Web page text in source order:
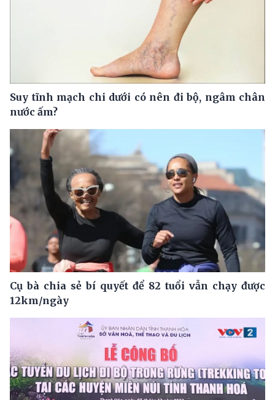
Suy tĩnh mạch chi dưới có nên đi bộ, ngâm chân
nước ấm?
Cụ bà chia sẻ bí quyết để 82 tuổi vẫn chạy được
12km/ngày